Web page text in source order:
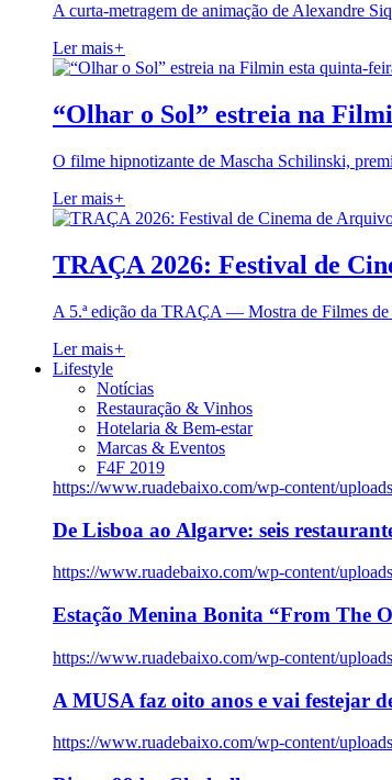
A curta-metragem de animação de Alexandre
Ler mais+
“Olhar o Sol” estreia na
O filme hipnotizante de Mascha Schilinski,
Ler mais+
TRAÇA 2026: Festival de
A 5.ª edição da TRAÇA — Mostra de Filmes
Ler mais+
Lifestyle
Notícias
Restauração & Vinhos
Hotelaria & Bem-estar
Marcas & Eventos
F4F 2019
https://www.ruadebaixo.com/wp-content/
De Lisboa ao Algarve: seis
https://www.ruadebaixo.com/wp-content/
Estação Menina Bonita “From The
https://www.ruadebaixo.com/wp-content/
A MUSA faz oito anos e vai festejar
https://www.ruadebaixo.com/wp-content/